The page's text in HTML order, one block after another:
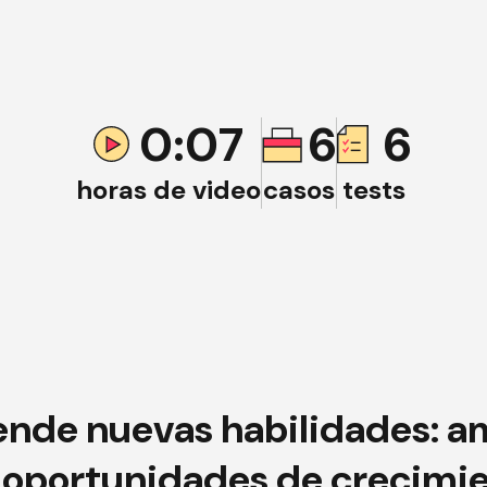
0:07
horas de video
6
casos
6
tests
nuevas habilidades: